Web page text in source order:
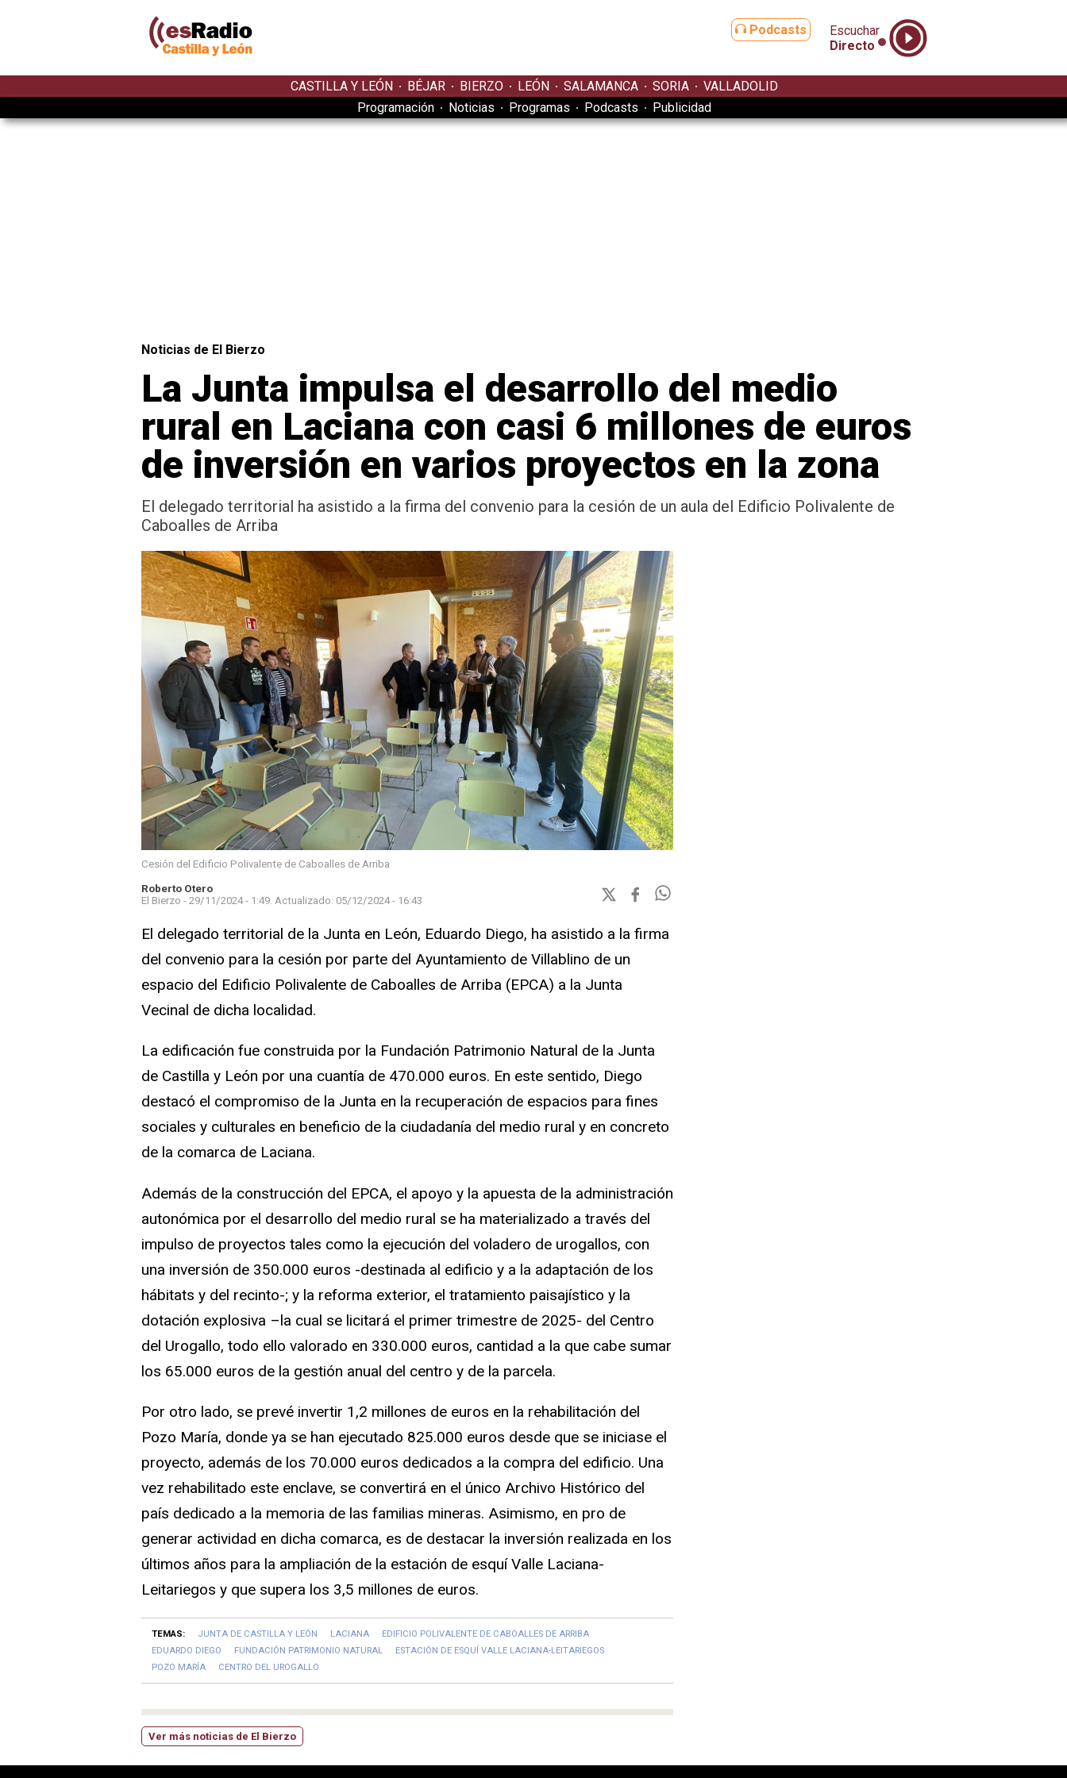
Podcasts
Escuchar
Directo
CASTILLA Y LEÓN BÉJAR BIERZO LEÓN SALAMANCA SORIA
VALLADOLID
Programación
Noticias Programas Podcasts Publicidad
Noticias de El Bierzo
La Junta impulsa el desarrollo del medio
rural en Laciana con casi 6 millones de euros
de inversión en varios proyectos en la zona
El delegado territorial ha asistido a la firma del convenio para la cesión de un aula del Edificio Polivalente de
Caboalles de Arriba
Cesión del Edificio Polivalente de Caboalles de Arriba
Roberto Otero
El Bierzo - 29/11/2024 - 1:49. Actualizado: 05/12/2024 - 16:43
El delegado territorial de la Junta en León, Eduardo Diego, ha asistido a la firma
del convenio para la cesión por parte del Ayuntamiento de Villablino de un
espacio del Edificio Polivalente de Caboalles de Arriba (EPCA) a la Junta
Vecinal de dicha localidad.
La edificación fue construida por la Fundación Patrimonio Natural de la Junta
de Castilla y León por una cuantía de 470.000 euros. En este sentido, Diego
destacó el compromiso de la Junta en la recuperación de espacios para fines
sociales y culturales en beneficio de la ciudadanía del medio rural y en concreto
de la comarca de Laciana.
Además de la construcción del EPCA, el apoyo y la apuesta de la administración
autonómica por el desarrollo del medio rural se ha materializado a través del
impulso de proyectos tales como la ejecución del voladero de urogallos, con
una inversión de 350.000 euros -destinada al edificio y a la adaptación de los
hábitats y del recinto-; y la reforma exterior, el tratamiento paisajístico y la
dotación explosiva –la cual se licitará el primer trimestre de 2025- del Centro
del Urogallo, todo ello valorado en 330.000 euros, cantidad a la que cabe sumar
los 65.000 euros de la gestión anual del centro y de la parcela.
Por otro lado, se prevé invertir 1,2 millones de euros en la rehabilitación del
Pozo María, donde ya se han ejecutado 825.000 euros desde que se iniciase el
proyecto, además de los 70.000 euros dedicados a la compra del edificio. Una
vez rehabilitado este enclave, se convertirá en el único Archivo Histórico del
país dedicado a la memoria de las familias mineras. Asimismo, en pro de
generar actividad en dicha comarca, es de destacar la inversión realizada en los
últimos años para la ampliación de la estación de esquí Valle Laciana-
Leitariegos y que supera los 3,5 millones de euros.
TEMAS: JUNTA DE CASTILLA Y LEÓN LACIANA
EDIFICIO POLIVALENTE DE CABOALLES DE ARRIBA
EDUARDO DIEGO
FUNDACIÓN PATRIMONIO NATURAL
ESTACIÓN DE ESQUÍ VALLE LACIANA-LEITARIEGOS
POZO MARÍA
CENTRO DEL UROGALLO
Ver más noticias de El Bierzo